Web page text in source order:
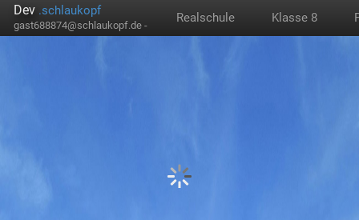
Dev .schlaukopf
gast688874@schlaukopf.de -
Realschule Klasse 8